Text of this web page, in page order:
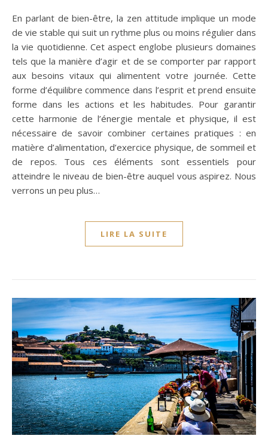
En parlant de bien-être, la zen attitude implique un mode
de vie stable qui suit un rythme plus ou moins régulier dans
la vie quotidienne. Cet aspect englobe plusieurs domaines
tels que la manière d’agir et de se comporter par rapport
aux besoins vitaux qui alimentent votre journée. Cette
forme d’équilibre commence dans l’esprit et prend ensuite
forme dans les actions et les habitudes. Pour garantir
cette harmonie de l’énergie mentale et physique, il est
nécessaire de savoir combiner certaines pratiques : en
matière d’alimentation, d’exercice physique, de sommeil et
de repos. Tous ces éléments sont essentiels pour
atteindre le niveau de bien-être auquel vous aspirez. Nous
verrons un peu plus…
LIRE LA SUITE